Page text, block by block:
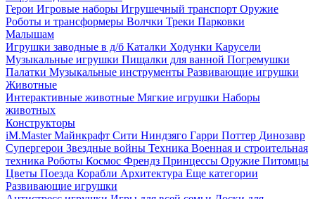
Герои Игровые наборы Игрушечный транспорт Оружие
Роботы и трансформеры Волчки Треки Парковки
Малышам
Игрушки заводные в д/б Каталки Ходунки Карусели
Музыкальные игрушки Пищалки для ванной Погремушки
Палатки Музыкальные инструменты Развивающие игрушки
Животные
Интерактивные животные Мягкие игрушки Наборы
животных
Конструкторы
iM.Master Майнкрафт Сити Ниндзяго Гарри Поттер Динозавр
Супергерои Звездные войны Техника Военная и строительная
техника Роботы Космос Френдз Принцессы Оружие Питомцы
Цветы Поезда Корабли Архитектура Еще категории
Развивающие игрушки